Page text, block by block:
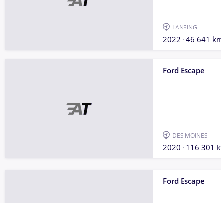
LANSING
2022 46 641
Ford Escape
DES MOINES
2020 116 301
Ford Escape